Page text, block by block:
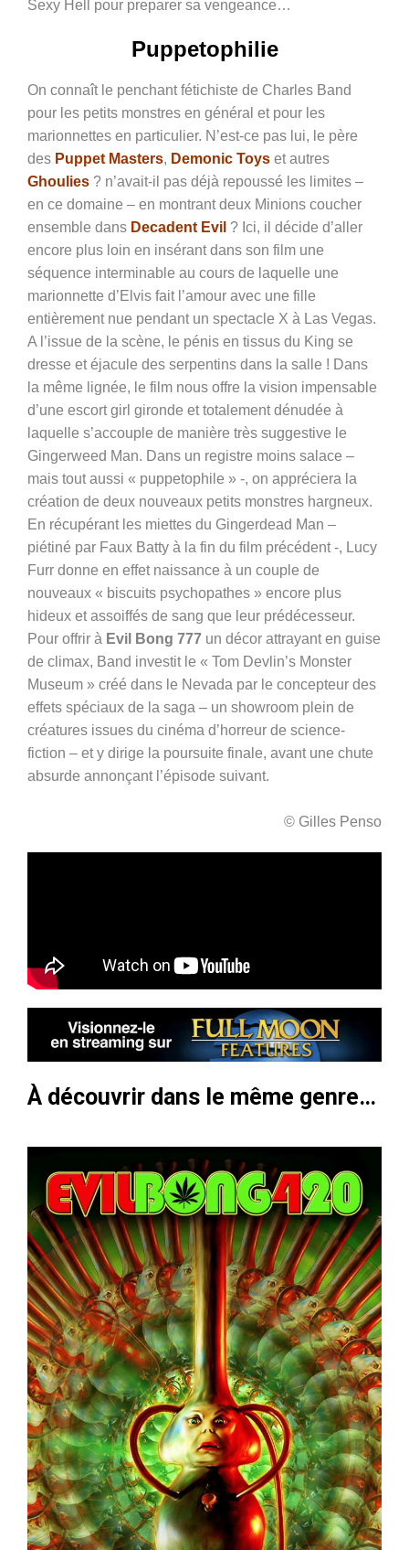
Sexy Hell pour preparer sa vengeance…
Puppetophilie
On connaît le penchant fétichiste de Charles Band
pour les petits monstres en général et pour les
marionnettes en particulier. N’est-ce pas lui, le père
des Puppet Masters, Demonic Toys et autres
Ghoulies ? n’avait-il pas déjà repoussé les limites –
en ce domaine – en montrant deux Minions coucher
ensemble dans Decadent Evil ? Ici, il décide d’aller
encore plus loin en insérant dans son film une
séquence interminable au cours de laquelle une
marionnette d’Elvis fait l’amour avec une fille
entièrement nue pendant un spectacle X à Las Vegas.
A l’issue de la scène, le pénis en tissus du King se
dresse et éjacule des serpentins dans la salle ! Dans
la même lignée, le film nous offre la vision impensable
d’une escort girl gironde et totalement dénudée à
laquelle s’accouple de manière très suggestive le
Gingerweed Man. Dans un registre moins salace –
mais tout aussi « puppetophile » -, on appréciera la
création de deux nouveaux petits monstres hargneux.
En récupérant les miettes du Gingerdead Man –
piétiné par Faux Batty à la fin du film précédent -, Lucy
Furr donne en effet naissance à un couple de
nouveaux « biscuits psychopathes » encore plus
hideux et assoiffés de sang que leur prédécesseur.
Pour offrir à Evil Bong 777 un décor attrayant en guise
de climax, Band investit le « Tom Devlin’s Monster
Museum » créé dans le Nevada par le concepteur des
effets spéciaux de la saga – un showroom plein de
créatures issues du cinéma d’horreur de science-
fiction – et y dirige la poursuite finale, avant une chute
absurde annonçant l’épisode suivant.
© Gilles Penso
À découvrir dans le même genre…